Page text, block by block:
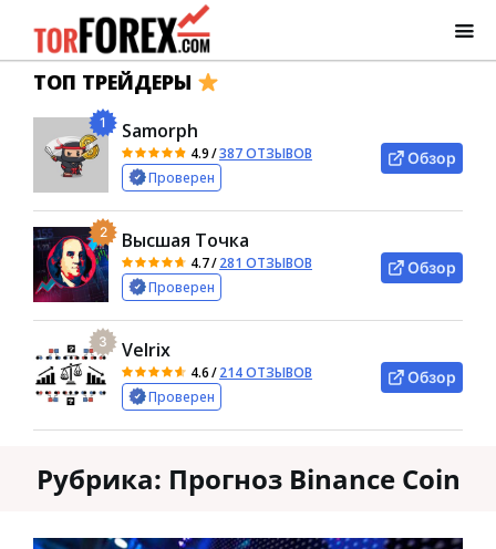
ТОП ТРЕЙДЕРЫ
1 Samorph
4.9/387 ОТЗЫВОВ
Проверен
Обзор
2 Высшая Точка
4.7/281 ОТЗЫВОВ
Проверен
Обзор
3 Velrix
4.6/214 ОТЗЫВОВ
Проверен
Обзор
Рубрика: Прогноз Binance Coin